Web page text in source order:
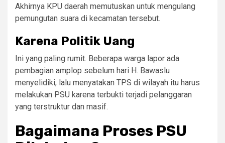
Akhirnya KPU daerah memutuskan untuk mengulang
pemungutan suara di kecamatan tersebut.
Karena Politik Uang
Ini yang paling rumit. Beberapa warga lapor ada
pembagian amplop sebelum hari H. Bawaslu
menyelidiki, lalu menyatakan TPS di wilayah itu harus
melakukan PSU karena terbukti terjadi pelanggaran
yang terstruktur dan masif.
Bagaimana Proses PSU